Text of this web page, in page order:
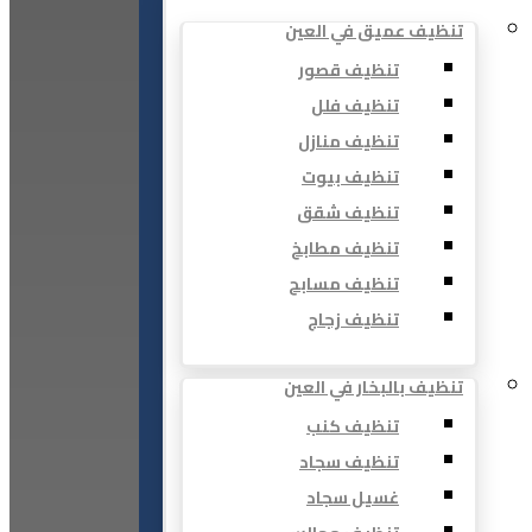
تنظيف عميق في العين
تنظيف قصور
تنظيف فلل
تنظيف منازل
تنظيف بيوت
تنظيف شقق
تنظيف مطابخ
تنظيف مسابح
تنظيف زجاج
تنظيف بالبخار في العين
تنظيف كنب
تنظيف سجاد
غسيل سجاد